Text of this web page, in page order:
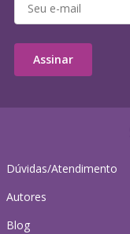
Dúvidas/Atendimento
Autores
Blog
Assinar